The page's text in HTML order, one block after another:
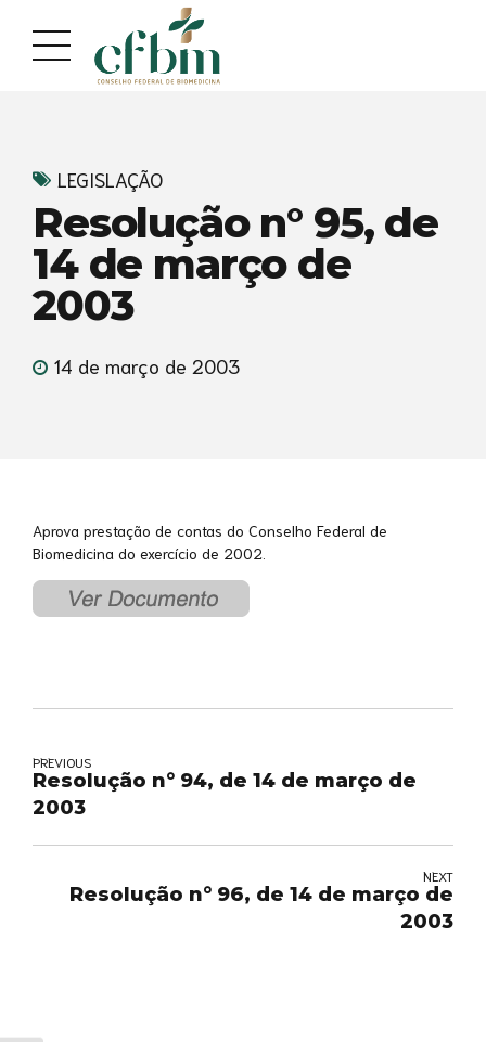
conteúdo
navegação
LEGISLAÇÃO
Resolução n° 95, de
14 de março de
2003
14 de março de 2003
Aprova prestação de contas do Conselho Federal de
Biomedicina do exercício de 2002.
PREVIOUS
Resolução n° 94, de 14 de março de
2003
NEXT
Resolução n° 96, de 14 de março de
2003